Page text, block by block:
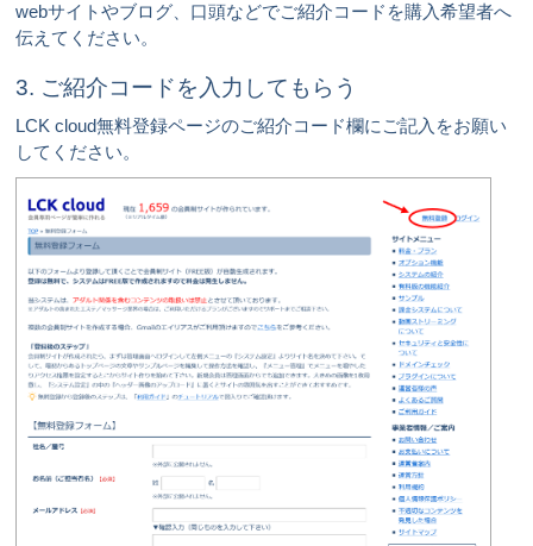
webサイトやブログ、口頭などでご紹介コードを購入希望者へ
伝えてください。
3. ご紹介コードを入力してもらう
LCK cloud無料登録ページのご紹介コード欄にご記入をお願い
してください。